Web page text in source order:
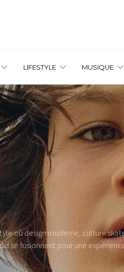
LIFESTYLE MUSIQUE
où design moderne, culture
se fusionnent pour une